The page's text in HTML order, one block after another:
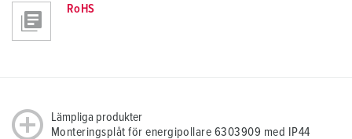
RoHS
Lämpliga produkter
Monteringsplåt för energipollare 6303909 med IP44